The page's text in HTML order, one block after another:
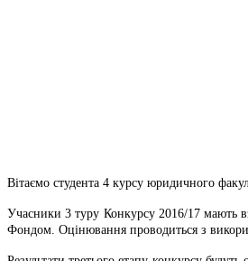
Вітаємо студента 4 курсу юридичного
Учасники 3 туру Конкурсу 2016/17 мають
Фондом. Оцінювання проводиться з